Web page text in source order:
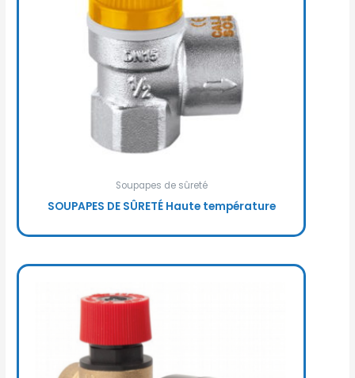
Soupapes de sûreté
SOUPAPES DE SÛRETÉ Haute température